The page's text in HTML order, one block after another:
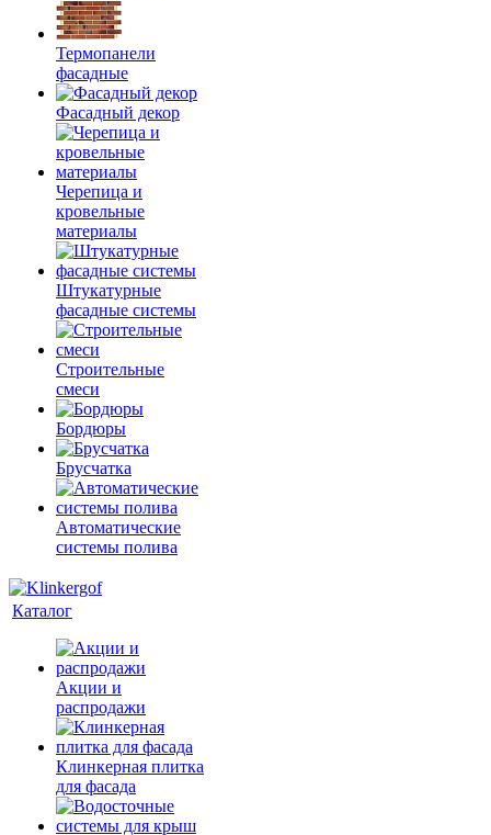
Термопанели
фасадные
Фасадный декор
Черепица и
кровельные
материалы
Штукатурные
фасадные системы
Строительные
смеси
Бордюры
Брусчатка
Автоматические
системы полива
Каталог
Акции и
распродажи
Клинкерная плитка
для фасада